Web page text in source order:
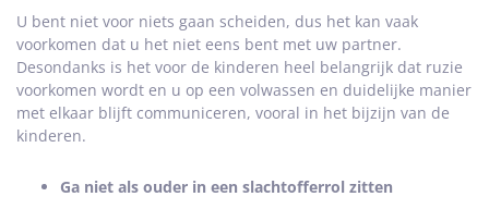
U bent niet voor niets gaan scheiden, dus het kan vaak
voorkomen dat u het niet eens bent met uw partner.
Desondanks is het voor de kinderen heel belangrijk dat ruzie
voorkomen wordt en u op een volwassen en duidelijke manier
met elkaar blijft communiceren, vooral in het bijzijn van de
kinderen.
Ga niet als ouder in een slachtofferrol zitten